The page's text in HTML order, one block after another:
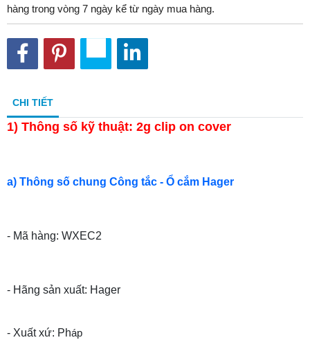
hàng trong vòng 7 ngày kể từ ngày mua hàng.
CHI TIẾT
1) Thông số kỹ thuật: 2g clip on cover
a) Thông số chung Công tắc - Ổ cắm Hager
- Mã hàng: WXEC2
- Hãng sản xuất: Hager
- Xuất xứ: Pháp